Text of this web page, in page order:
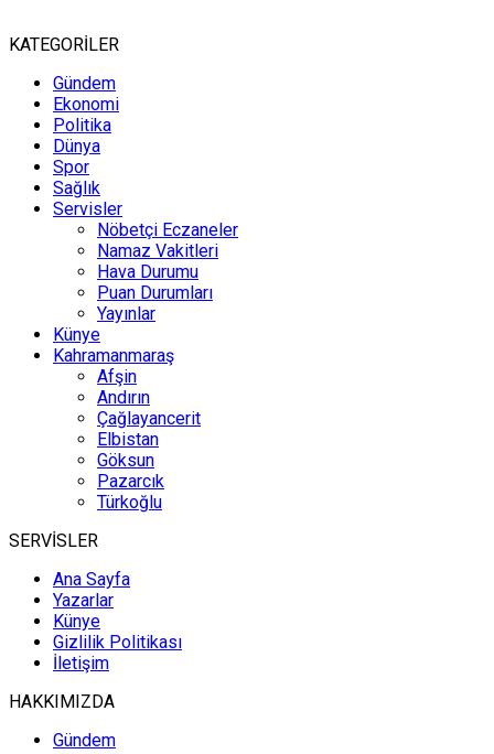
KATEGORİLER
Gündem
Ekonomi
Politika
Dünya
Spor
Sağlık
Servisler
Nöbetçi Eczaneler
Namaz Vakitleri
Hava Durumu
Puan Durumları
Yayınlar
Künye
Kahramanmaraş
Afşin
Andırın
Çağlayancerit
Elbistan
Göksun
Pazarcık
Türkoğlu
SERVİSLER
Ana Sayfa
Yazarlar
Künye
Gizlilik Politikası
İletişim
HAKKIMIZDA
Gündem